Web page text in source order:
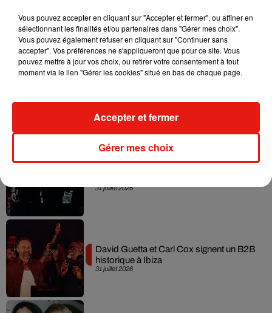
6 août 2026
dimension avec son premier...
31 juillet 2026
31 juillet 2026
David Guetta et Carl Cox signent un B2B
historique à Ibiza
Vous pouvez accepter en cliquant sur "Accepter et fermer", ou affiner en
sélectionnant les finalités et/ou partenaires dans "Gérer mes choix".
Vous pouvez également refuser en cliquant sur "Continuer sans
accepter". Vos préférences ne s'appliqueront que pour ce site. Vous
pouvez mettre à jour vos choix, ou retirer votre consentement à tout
moment via le lien "Gérer les cookies" situé en bas de chaque page.
Gérer mes choix
Accepter et fermer